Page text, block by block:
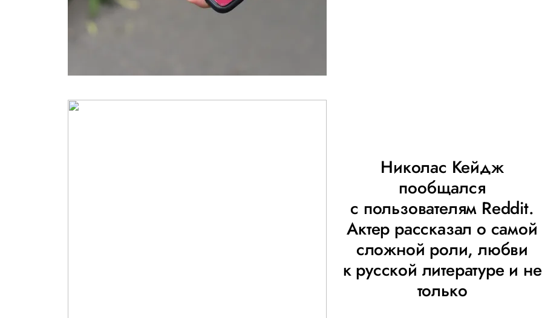
Николас Кейдж
пообщался
с пользователям Reddit.
Актер рассказал о самой
сложной роли, любви
к русской литературе и не
только